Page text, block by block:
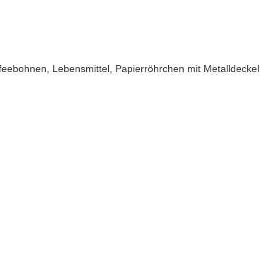
Lebensmittel, Papierröhrchen mit Metalldeckel